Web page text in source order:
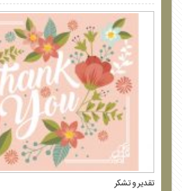
تقدیر و تشکر